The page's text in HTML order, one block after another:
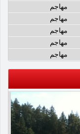
مهاجم
مهاجم
مهاجم
مهاجم
مهاجم